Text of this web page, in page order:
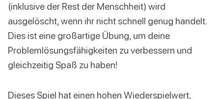
(inklusive der Rest der Menschheit) wird
ausgelöscht, wenn ihr nicht schnell genug handelt.
Dies ist eine großartige Übung, um deine
Problemlösungsfähigkeiten zu verbessern und
gleichzeitig Spaß zu haben!
Dieses Spiel hat einen hohen Wiederspielwert,